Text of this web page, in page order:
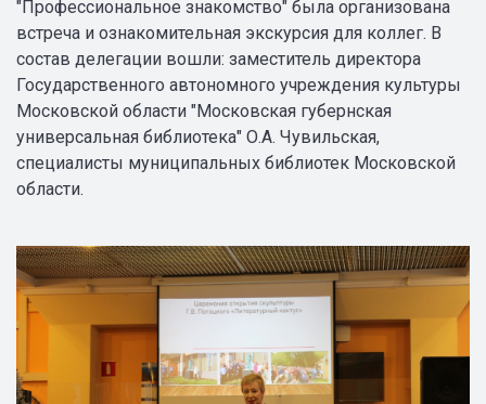
"Профессиональное знакомство" была организована
встреча и ознакомительная экскурсия для коллег. В
состав делегации вошли: заместитель директора
Государственного автономного учреждения культуры
Московской области "Московская губернская
универсальная библиотека" О.А. Чувильская,
специалисты муниципальных библиотек Московской
области.